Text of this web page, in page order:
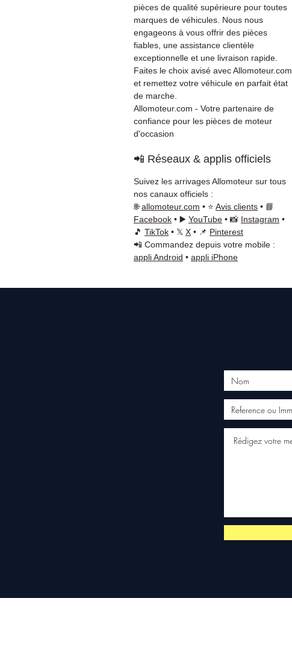
pièces de qualité supérieure pour toutes
marques de véhicules. Nous nous
engageons à vous offrir des pièces
fiables, une assistance clientèle
exceptionnelle et une livraison rapide.
Faites le choix avisé avec Allomoteur.com
et remettez votre véhicule en parfait état
de marche.
Allomoteur.com - Votre partenaire de
confiance pour les pièces de moteur
d'occasion
📲 Réseaux & applis officiels
Suivez les arrivages Allomoteur sur tous
nos canaux officiels :
🌐allomoteur.com • ⭐ Avis clients • 📘
Facebook • ▶️ YouTube • 📸 Instagram •
🎵 TikTok • 𝕏 X • 📌 Pinterest
📲 Commandez depuis votre mobile :
appli Android • appli iPhone